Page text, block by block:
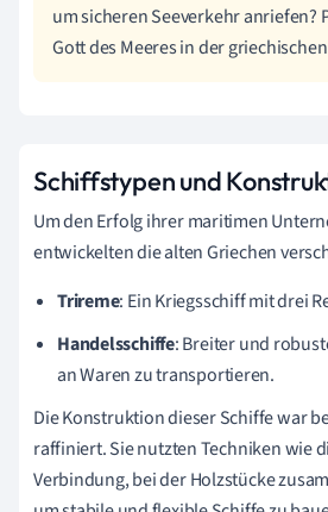
um sicheren Seeverkehr anriefen?
Gott des Meeres in der
Schiffstypen und
Um den Erfolg ihrer maritimen
entwickelten die alten Griechen
Trireme: Ein Kriegsschiff mit drei
Handelsschiffe: Breiter und
an Waren zu transportieren.
Die Konstruktion dieser Schiffe war
raffiniert. Sie nutzten Techniken wie
Verbindung, bei der Holzstücke